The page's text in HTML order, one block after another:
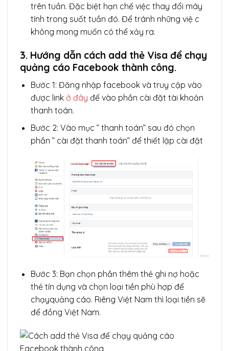
trên tuần. Đặc biệt hạn chế việc thay đổi máy
tính trong suốt tuần đó. Để tránh những việ c
không mong muốn có thể xảy ra.
3. Hướng dẫn cách add thẻ Visa để chạy
quảng cáo Facebook thành công.
Bước 1: Đăng nhập facebook và truy cập vào
được link ở đây để vào phần cài đặt tài khoản
thanh toán.
Bước 2: Vào mục ” thanh toán” sau đó chọn
phần ” cài đặt thanh toán” để thiết lập cài đặt
Bước 3: Bạn chọn phần thêm thẻ ghi nợ hoặc
thẻ tín dụng và chọn loại tiền phù hợp để
chạyquảng cáo. Riêng Việt Nam thì loại tiền sẽ
để đồng Việt Nam.